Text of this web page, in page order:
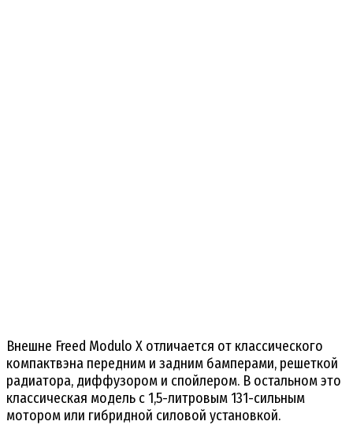
Внешне Freed Modulo X отличается от классического
компактвэна передним и задним бамперами, решеткой
радиатора, диффузором и спойлером. В остальном это
классическая модель с 1,5-литровым 131-сильным
мотором или гибридной силовой установкой.